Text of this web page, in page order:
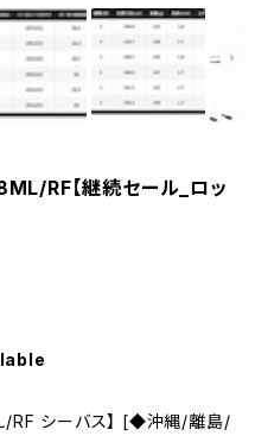
RF【継続セール_ロッ
RF シーバス】 [◆沖縄/離島/